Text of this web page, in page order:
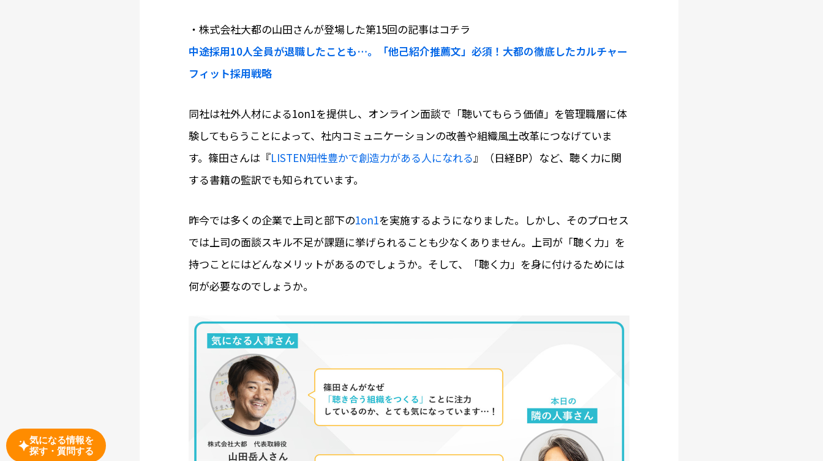
・株式会社大都の山田さんが登場した第15回の記事はコチラ
中途採用10人全員が退職したことも…。「他己紹介推薦文」必須！大都の徹底したカルチャー
フィット採用戦略
同社は社外人材による1on1を提供し、オンライン面談で「聴いてもらう価値」を管理職層に体
験してもらうことによって、社内コミュニケーションの改善や組織風土改革につなげていま
す。篠田さんは『LISTEN――知性豊かで創造力がある人になれる 』（日経BP）など、聴く力に関
する書籍の監訳でも知られています。
昨今では多くの企業で上司と部下の1on1を実施するようになりました。しかし、そのプロセス
では上司の面談スキル不足が課題に挙げられることも少なくありません。上司が「聴く力」を
持つことにはどんなメリットがあるのでしょうか。そして、「聴く力」を身に付けるためには
何が必要なのでしょうか。
気になる情報を
探す・質問する